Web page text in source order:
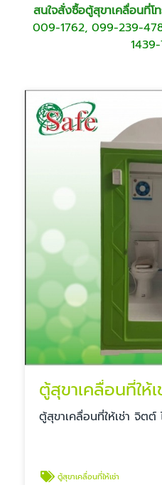
สนใจสั่งซื้อตู้สุขาเคลื่อนที่โ
009-1762, 099-239-
ตู้สุขาเคลื่อนที่ให้เ
ตู้สุขาเคลื่อนที่ให้เช่า จิตต์
ตู้สุขาเคลื่อนที่ให้เช่า